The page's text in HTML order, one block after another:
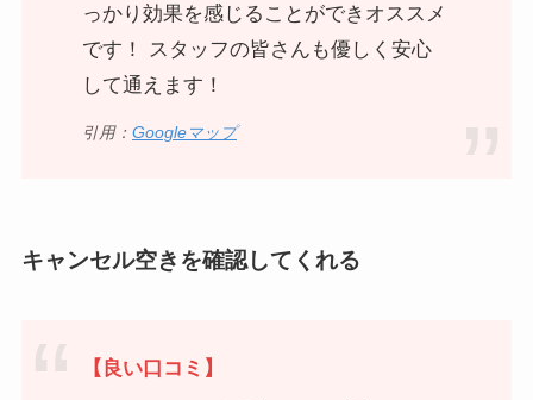
っかり効果を感じることができオススメ
です！ スタッフの皆さんも優しく安心
して通えます！
引用： Googleマップ
キャンセル空きを確認してくれる
【良い口コミ】